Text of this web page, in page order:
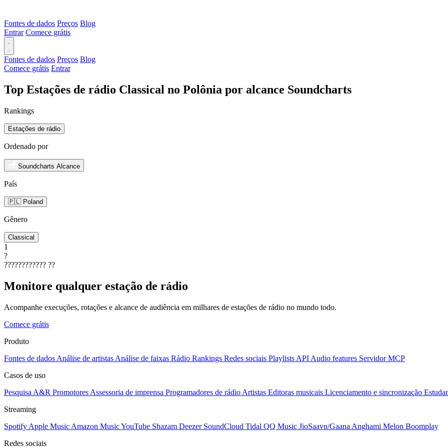
Fontes de dados Preços Blog
Entrar Comece grátis
Fontes de dados Preços Blog
Comece grátis Entrar
Top Estações de rádio Classical no Polônia por alcance Soundcharts
Rankings
Estações de rádio
Ordenado por
Soundcharts Alcance
País
🇵🇱 Poland
Gênero
Classical
1
?
???????????? ??
Monitore qualquer estação de rádio
Acompanhe execuções, rotações e alcance de audiência em milhares de estações de rádio no mundo todo.
Comece grátis
Produto
Fontes de dados Análise de artistas Análise de faixas Rádio Rankings Redes sociais Playlists API Audio features Servidor MCP
Casos de uso
Pesquisa A&R Promotores Assessoria de imprensa Programadores de rádio Artistas Editoras musicais Licenciamento e sincronização
Streaming
Spotify Apple Music Amazon MusicYouTube Shazam Deezer SoundCloud Tidal QQ Music JioSaavn/Gaana Anghami Melon Boomplay
Redes sociais